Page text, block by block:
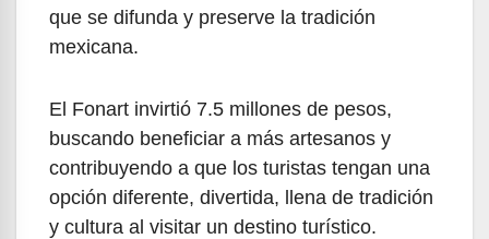
que se difunda y preserve la tradición
mexicana.
El Fonart invirtió 7.5 millones de pesos,
buscando beneficiar a más artesanos y
contribuyendo a que los turistas tengan una
opción diferente, divertida, llena de tradición
y cultura al visitar un destino turístico.